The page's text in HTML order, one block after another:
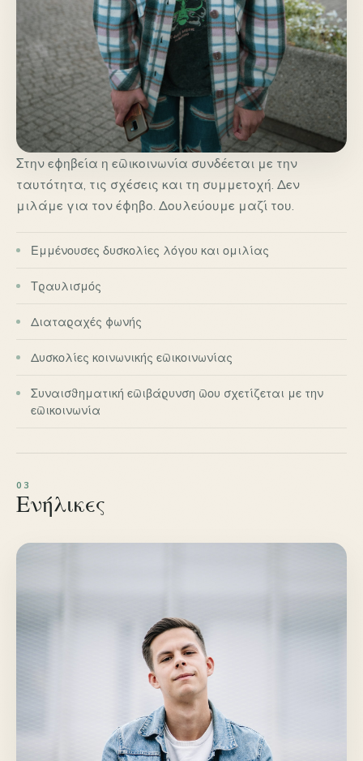
Στην εφηβεία η επικοινωνία συνδέεται με την
ταυτότητα, τις σχέσεις και τη συμμετοχή. Δεν
μιλάμε για τον έφηβο. Δουλεύουμε μαζί του.
Εμμένουσες δυσκολίες λόγου και ομιλίας
Τραυλισμός
Διαταραχές φωνής
Δυσκολίες κοινωνικής επικοινωνίας
Συναισθηματική επιβάρυνση που σχετίζεται με την
επικοινωνία
Ενήλικες